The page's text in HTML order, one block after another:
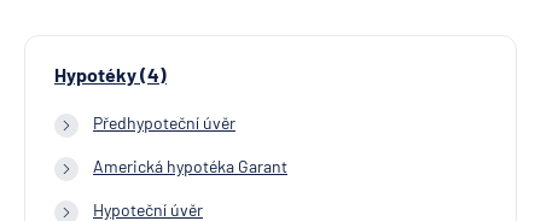
Hypotéky (4)
Předhypoteční úvěr
Americká hypotéka Garant
Hypoteční úvěr